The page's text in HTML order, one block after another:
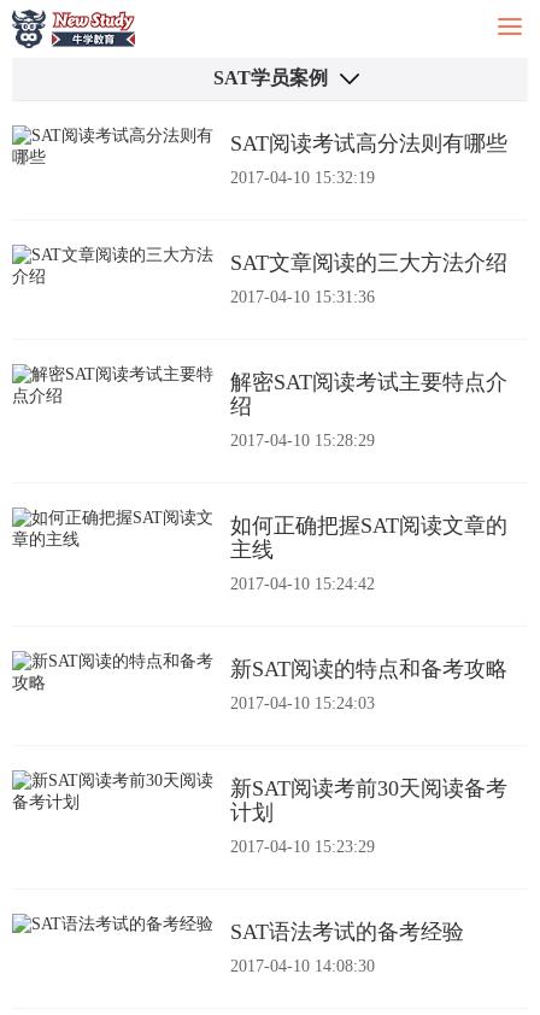
SAT学员案例
SAT阅读考试高分法则有哪些
2017-04-10 15:32:19
SAT文章阅读的三大方法介绍
2017-04-10 15:31:36
解密SAT阅读考试主要特点介
绍
2017-04-10 15:28:29
如何正确把握SAT阅读文章的
主线
2017-04-10 15:24:42
新SAT阅读的特点和备考攻略
2017-04-10 15:24:03
新SAT阅读考前30天阅读备考
计划
2017-04-10 15:23:29
SAT语法考试的备考经验
2017-04-10 14:08:30